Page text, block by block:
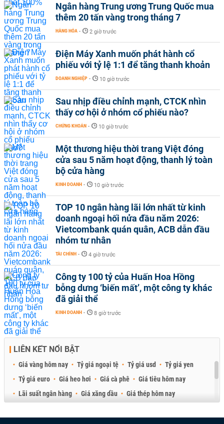
Ngân hàng Trung ương Trung Quốc mua
thêm 20 tấn vàng trong tháng 7
HÀNG HÓA - 2 giờ trước
Điện Máy Xanh muốn phát hành cổ
phiếu với tỷ lệ 1:1 để tăng thanh khoản
DOANH NGHIỆP - 10 giờ trước
Sau nhịp điều chỉnh mạnh, CTCK nhìn
thấy cơ hội ở nhóm cổ phiếu nào?
CHỨNG KHOÁN - 10 giờ trước
Một thương hiệu thời trang Việt đóng
cửa sau 5 năm hoạt động, thanh lý toàn
bộ cửa hàng
KINH DOANH - 10 giờ trước
TOP 10 ngân hàng lãi lớn nhất từ kinh
doanh ngoại hối nửa đầu năm 2026:
Vietcombank quán quân, ACB dẫn đầu
nhóm tư nhân
TÀI CHÍNH - 4 giờ trước
Công ty 100 tỷ của Huấn Hoa Hồng
bỗng dưng ‘biến mất’, một công ty khác
đã giải thể
KINH DOANH - 8 giờ trước
LIÊN KẾT NỔI BẬT
Giá vàng hôm nay Tỷ giá ngoại tệ Tỷ giá usd
Tỷ giá yen
Tỷ giá euro
Giá heo hơi Giá cà phê
Giá tiêu hôm nay
Lãi suất ngân hàng
Giá xăng dầu
Giá thép hôm nay